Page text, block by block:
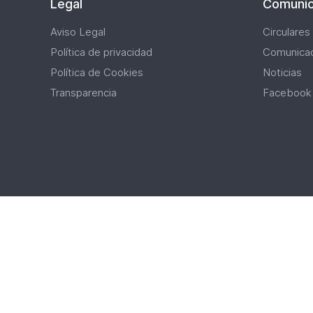
Legal
Aviso Legal
Política de privacidad
Política de Cookies
Transparencia
Circulares
Noticias
Facebook